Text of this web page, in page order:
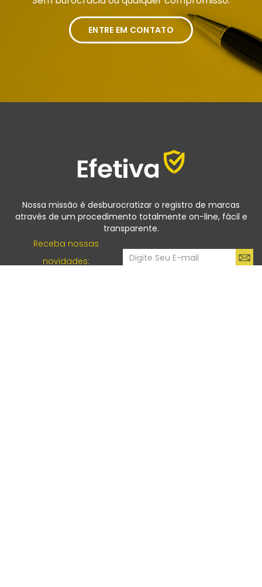
ENTRE EM CONTATO
Nossa missão é desburocratizar o registro de marcas
através de um procedimento totalmente on-line, fácil e
transparente.
Receba nossas
novidades: